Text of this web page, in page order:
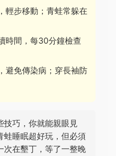
輕步移動；青蛙常躲在
時間，每30分鐘檢查
避免傳染病；穿長袖防
技巧，你就能親眼見
蛙睡眠超好玩，但必須
次在墾丁，等了一整晚